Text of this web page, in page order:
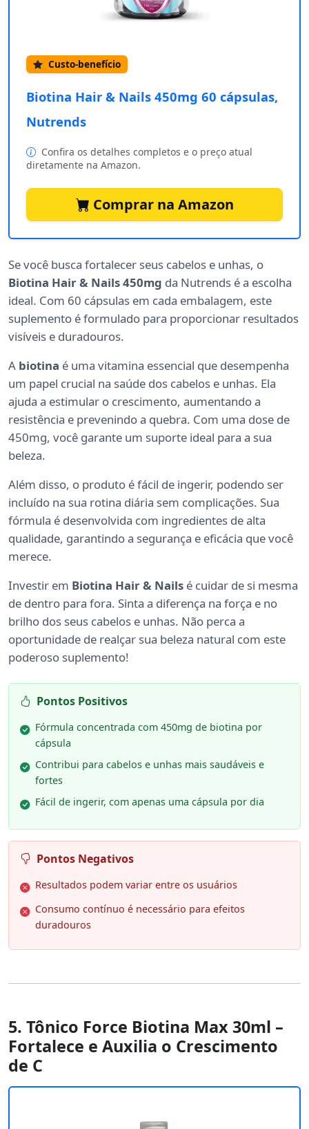
Custo-benefício
Biotina Hair & Nails 450mg 60 cápsulas,
Nutrends
Confira os detalhes completos e o preço atual
diretamente na Amazon.
Comprar na Amazon
Se você busca fortalecer seus cabelos e unhas, o
Biotina Hair & Nails 450mg da Nutrends é a escolha
ideal. Com 60 cápsulas em cada embalagem, este
suplemento é formulado para proporcionar resultados
visíveis e duradouros.
A biotina é uma vitamina essencial que desempenha
um papel crucial na saúde dos cabelos e unhas. Ela
ajuda a estimular o crescimento, aumentando a
resistência e prevenindo a quebra. Com uma dose de
450mg, você garante um suporte ideal para a sua
beleza.
Além disso, o produto é fácil de ingerir, podendo ser
incluído na sua rotina diária sem complicações. Sua
fórmula é desenvolvida com ingredientes de alta
qualidade, garantindo a segurança e eficácia que você
merece.
Investir em Biotina Hair & Nails é cuidar de si mesma
de dentro para fora. Sinta a diferença na força e no
brilho dos seus cabelos e unhas. Não perca a
oportunidade de realçar sua beleza natural com este
poderoso suplemento!
Pontos Positivos
Fórmula concentrada com 450mg de biotina por
cápsula
Contribui para cabelos e unhas mais saudáveis e
fortes
Fácil de ingerir, com apenas uma cápsula por dia
Pontos Negativos
Resultados podem variar entre os usuários
Consumo contínuo é necessário para efeitos
duradouros
5. Tônico Force Biotina Max 30ml –
Fortalece e Auxilia o Crescimento
de C